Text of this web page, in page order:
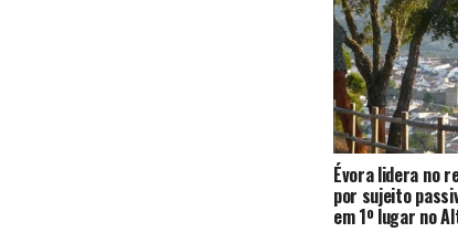
Évora lidera no
por sujeito
em 1º lugar no